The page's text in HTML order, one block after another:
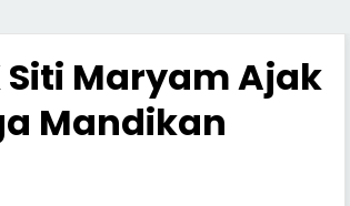
Maryam Ajak
Mandikan